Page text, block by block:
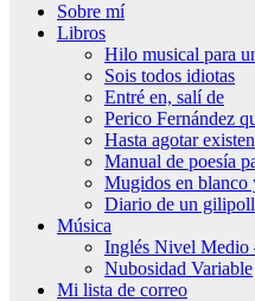
Sobre mí
Libros
Hilo musical para
Sois todos idiotas
Entré en, salí de
Perico Fernández
Hasta agotar
Manual de poesía
Mugidos en blanco
Diario de un
Música
Inglés Nivel Medio
Nubosidad Variable
Mi lista de correo